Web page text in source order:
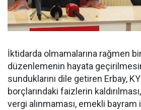
İktidarda olmamalarına rağmen
düzenlemenin hayata
sunduklarını dile getiren Erbay,
borçlarındaki faizlerin
vergi alınmaması, emekli bayram